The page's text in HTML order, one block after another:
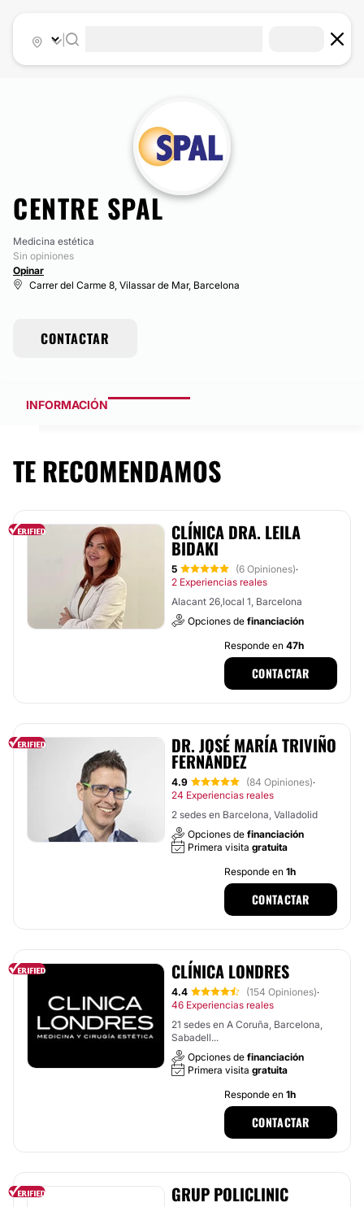
CENTRE SPAL
Medicina estética
Sin opiniones
Opinar
Carrer del Carme 8, Vilassar de Mar, Barcelona
CONTACTAR
INFORMACIÓN
TE RECOMENDAMOS
CLÍNICA DRA. LEILA
BIDAKI
5 (6 Opiniones)·
2 Experiencias reales
Alacant 26,local 1, Barcelona
Opciones de financiación
Responde en 47h
CONTACTAR
DR. JOSÉ MARÍA TRIVIÑO
FERNÁNDEZ
4.9 (84 Opiniones)·
24 Experiencias reales
2 sedes en Barcelona, Valladolid
Opciones de financiación
Primera visita gratuita
Responde en 1h
CONTACTAR
CLÍNICA LONDRES
4.4 (154 Opiniones)·
46 Experiencias reales
21 sedes en A Coruña, Barcelona,
Sabadell...
Opciones de financiación
Primera visita gratuita
Responde en 1h
CONTACTAR
GRUP POLICLINIC